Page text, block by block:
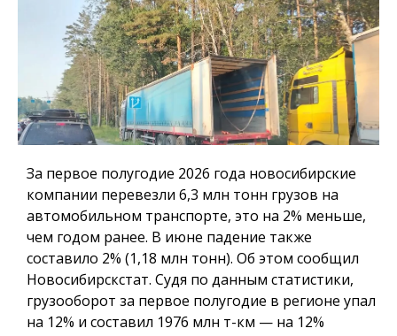
За первое полугодие 2026 года новосибирские
компании перевезли 6,3 млн тонн грузов на
автомобильном транспорте, это на 2% меньше,
чем годом ранее. В июне падение также
составило 2% (1,18 млн тонн). Об этом сообщил
Новосибирскстат. Судя по данным статистики,
грузооборот за первое полугодие в регионе упал
на 12% и составил 1976 млн т-км — на 12%